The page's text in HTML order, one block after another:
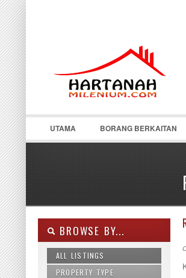
UTAMA BORANG BERKAITAN
BROWSE BY...
ALL LISTINGS
PROPERTY TYPE